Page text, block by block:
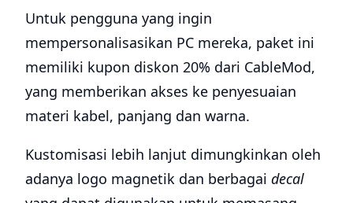
Untuk pengguna yang ingin
mempersonalisasikan PC mereka, paket ini
memiliki kupon diskon 20% dari CableMod,
yang memberikan akses ke penyesuaian
materi kabel, panjang dan warna.
Kustomisasi lebih lanjut dimungkinkan oleh
adanya logo magnetik dan berbagai decal